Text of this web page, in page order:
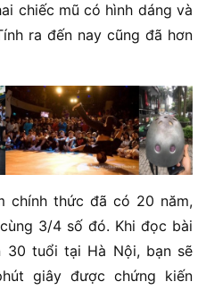
chiếc mũ có hình dáng và
ra đến nay cũng đã hơn
chính thức đã có 20 năm,
3/4 số đó. Khi đọc bài
30 tuổi tại Hà Nội, bạn sẽ
giây được chứng kiến